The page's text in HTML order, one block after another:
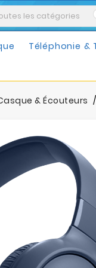
Téléphonie &
& Écouteurs